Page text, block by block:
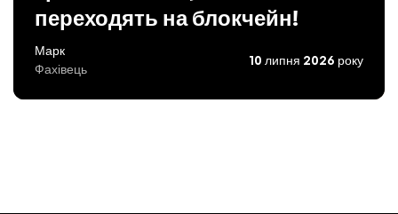
переходять на блокчейн!
Марк
Фахівець
10 липня 2026 року